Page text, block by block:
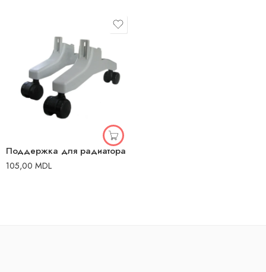
Поддержка для радиатора
105,00 MDL